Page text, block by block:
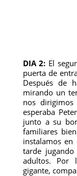
DIA 2: El
puerta de
Después de
mirando un
nos
esperaba
junto a su
familiares
instalamos
tarde
adultos. Por
gigante,